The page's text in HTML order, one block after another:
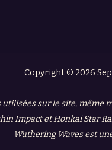
Copyright © 2026
utilisées sur le site, même
Impact et Honkai Star
Wuthering Waves est